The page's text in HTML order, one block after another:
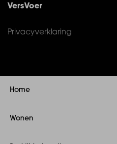
VersVoer
Privacyverklaring
Home
Wonen